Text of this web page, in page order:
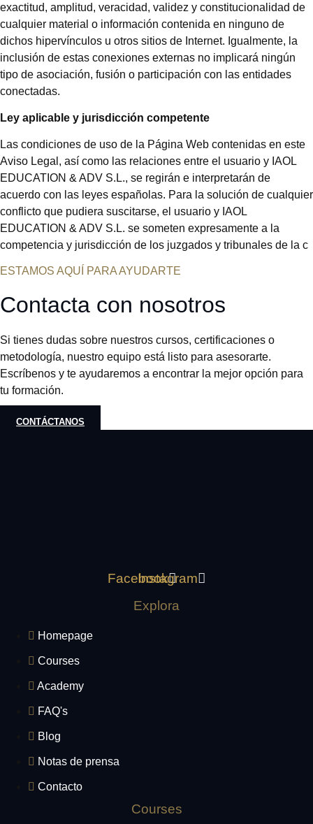
exactitud, amplitud, veracidad, validez y constitucionalidad de
cualquier material o información contenida en ninguno de
dichos hipervínculos u otros sitios de Internet. Igualmente, la
inclusión de estas conexiones externas no implicará ningún
tipo de asociación, fusión o participación con las entidades
conectadas.
Ley aplicable y jurisdicción competente
Las condiciones de uso de la Página Web contenidas en este
Aviso Legal, así como las relaciones entre el usuario y IAOL
EDUCATION & ADV S.L., se regirán e interpretarán de
acuerdo con las leyes españolas. Para la solución de cualquier
conflicto que pudiera suscitarse, el usuario y IAOL
EDUCATION & ADV S.L. se someten expresamente a la
competencia y jurisdicción de los juzgados y tribunales de la c
ESTAMOS AQUÍ PARA AYUDARTE
Contacta con nosotros
Si tienes dudas sobre nuestros cursos, certificaciones o
metodología, nuestro equipo está listo para asesorarte.
Escríbenos y te ayudaremos a encontrar la mejor opción para
tu formación.
CONTÁCTANOS
FacebookInstagram
Explora
Homepage
Courses
Academy
FAQ's
Blog
Notas de prensa
Contacto
Courses